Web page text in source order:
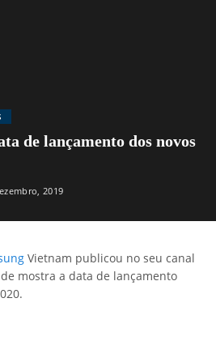
de lançamento dos novos
2019
Vietnam publicou no seu canal
mostra a data de lançamento